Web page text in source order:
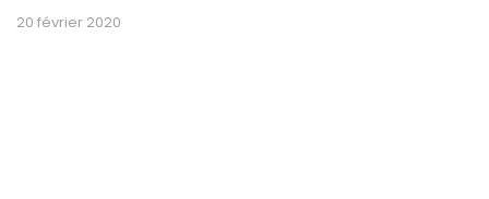
20 février 2020